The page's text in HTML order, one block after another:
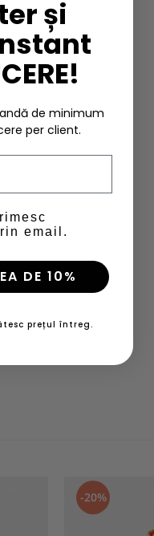
-20%
și
de minimum
per client.
email.
DE 10%
prețul întreg.